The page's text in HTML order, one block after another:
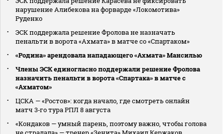
нарушение Алибекова на форварде «Локомотива»
Руденко
ЭСК поддержала решение Фролова не назначать
пенальти в ворота «Ахмата» в матче со «Спартаком»
«Родина» арендовала нападающего «Ахмата» Мансилью
Члены ЭСК единогласно поддержали решение Фролова
назначить пенальти в ворота «Спартака» в матче с
«Ахматом»
ЦСКА — «Ростов»: когда начало, где смотреть онлайн
матч 3‑го тура РПЛ 8 августа
«Кондаков — умный парень, поэтому важно, чтобы голова